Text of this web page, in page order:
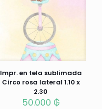
Impr. en tela sublimada
Circo rosa lateral 1.10 x
2.30
50.000 ₲